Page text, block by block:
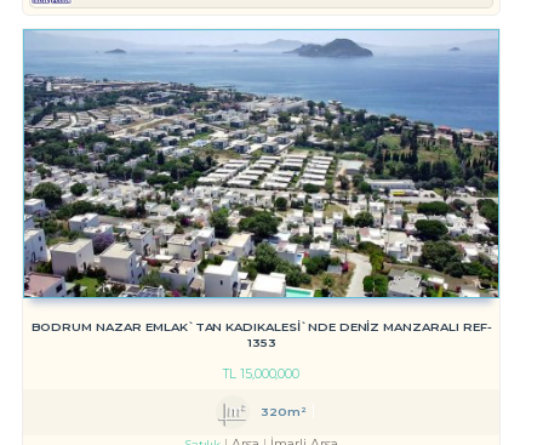
BODRUM NAZAR EMLAK`TAN KADIKALESİ`NDE DENİZ MANZARALI REF-
1353
TL15,000,000
320m²